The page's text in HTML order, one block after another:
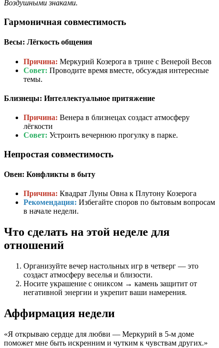
Воздушными знаками.
Гармоничная совместимость
Весы: Лёгкость общения
Причина: Меркурий Козерога в трине с Венерой Весов
Совет: Проводите время вместе, обсуждая интересные
темы.
Близнецы: Интеллектуальное притяжение
Причина: Венера в близнецах создаст атмосферу
лёгкости
Совет: Устроить вечернюю прогулку в парке.
Непростая совместимость
Овен: Конфликты в быту
Причина: Квадрат Луны Овна к Плутону Козерога
Рекомендация: Избегайте споров по бытовым вопросам
в начале недели.
Что сделать на этой неделе для
отношений
Организуйте вечер настольных игр в четверг — это
создаст атмосферу веселья и близости.
Носите украшение с ониксом → камень защитит от
негативной энергии и укрепит ваши намерения.
Аффирмация недели
«Я открываю сердце для любви — Меркурий в 5-м доме
поможет мне быть искренним и чутким к чувствам других.»